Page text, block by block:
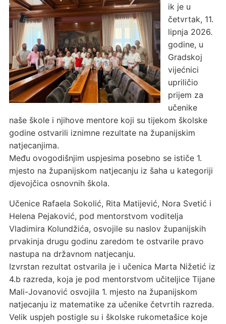
ik je u
četvrtak, 11.
lipnja 2026.
godine, u
Gradskoj
vijećnici
upriličio
prijem za
učenike
naše škole i njihove mentore koji su tijekom školske
godine ostvarili iznimne rezultate na županijskim
natjecanjima.
Među ovogodišnjim uspjesima posebno se ističe 1.
mjesto na županijskom natjecanju iz šaha u kategoriji
djevojčica osnovnih škola.
Učenice Rafaela Sokolić, Rita Matijević, Nora Svetić i
Helena Pejaković, pod mentorstvom voditelja
Vladimira Kolundžića, osvojile su naslov županijskih
prvakinja drugu godinu zaredom te ostvarile pravo
nastupa na državnom natjecanju.
Izvrstan rezultat ostvarila je i učenica Marta Nižetić iz
4.b razreda, koja je pod mentorstvom učiteljice Tijane
Mali-Jovanović osvojila 1. mjesto na županijskom
natjecanju iz matematike za učenike četvrtih razreda.
Velik uspjeh postigle su i školske rukometašice koje